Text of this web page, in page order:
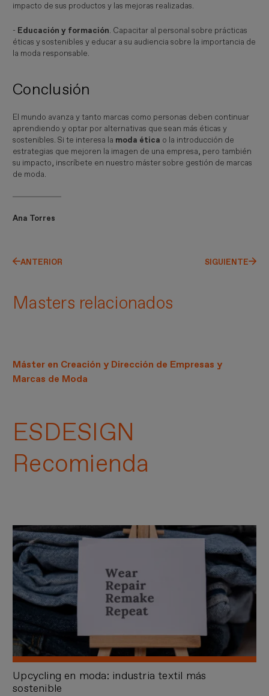
impacto de sus productos y las mejoras realizadas.
- Educación y formación. Capacitar al personal sobre prácticas
éticas y sostenibles y educar a su audiencia sobre la importancia de
la moda responsable.
Conclusión
El mundo avanza y tanto marcas como personas deben continuar
aprendiendo y optar por alternativas que sean más éticas y
sostenibles. Si te interesa la moda ética o la introducción de
estrategias que mejoren la imagen de una empresa, pero también
su impacto, inscríbete en nuestro máster sobre gestión de marcas
de moda.
Ana Torres
ANTERIOR SIGUIENTE
Masters relacionados
Máster en Creación y Dirección de Empresas y
Marcas de Moda
ESDESIGN
Recomienda
Upcycling en moda: industria textil más
sostenible